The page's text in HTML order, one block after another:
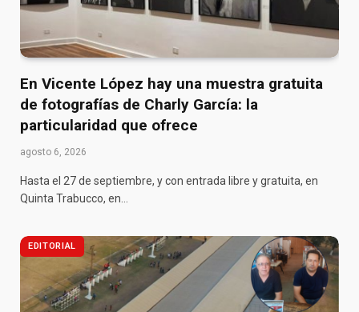
En Vicente López hay una muestra gratuita
de fotografías de Charly García: la
particularidad que ofrece
agosto 6, 2026
Hasta el 27 de septiembre, y con entrada libre y gratuita, en
Quinta Trabucco, en…
EDITORIAL